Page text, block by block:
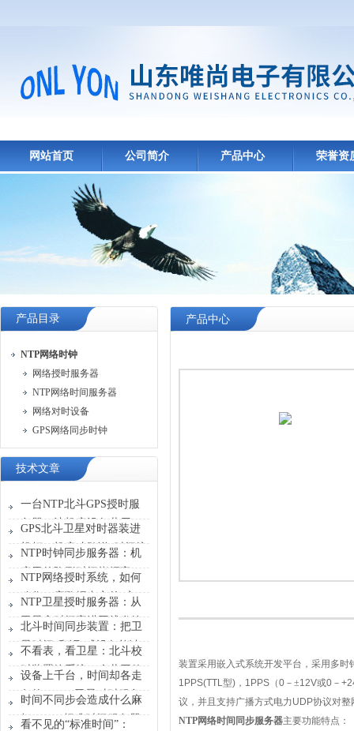
网站首页 公司简介 产品中心 荣誉资
产品目录
NTP网络时钟
网络授时服务器
NTP网络时间服务器
网络对时设备
GPS网络同步时钟
技术文章
一台NTP北斗GPS授时服
务器，让机房设备共用一
张“时刻表”
GPS北斗卫星对时器装进
机柜，机房才敢说“时间统
一”
NTP时钟同步服务器：机
房里的隐形时间指挥官
NTP网络授时系统，如何
稳住一座数据中心的“心
跳”？
NTP卫星授时服务器：从
卫星拿时间塞进网线发给
设备
北斗时间同步装置：把卫
星时间“翻译”成设备能读
懂的信号
不看表，看卫星：北斗校
时装置给系统一个共同的
时间原点
设备上千台，时间却各走
各的？GPS卫星对时服务
器能做什么？
时间不同步会造成什么麻
烦？GPS标准时间服务器
看不见的“标准时间”：
产品中心
装置采用嵌入式系统开发平台，采用多
1PPS(TTL型) ， 1PPS （0 －±12V或0 －
议，并且支持广播方式电力UDP协议对整
NTP网络时间同步服务器主要功能特点：